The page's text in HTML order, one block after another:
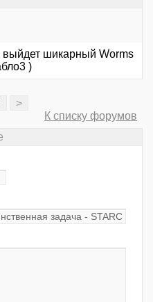
шикарный Worms
)
>
К списку форумов